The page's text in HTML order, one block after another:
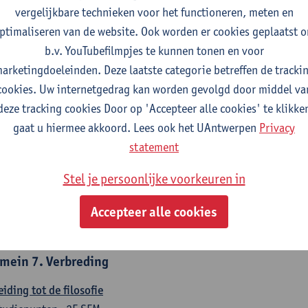
1E/2E SEM
studiepunten
Tom Van Caneghem Christine Lippens
6. Kwantitatieve methoden
statistiek en kansrekenen
2E SEM
studiepunten
Stephan Van der Veeken
methoden en technieken
1E/2E SEM
Ida Ruts
7. Verbreding
tot de filosofie
vergelijkbare technieken voor het functioneren, meten en
van de website. Ook worden er cookies geplaatst
b.v. YouTubefilmpjes te kunnen tonen en voor
Deze laatste categorie betreffen de
Uw internetgedrag kan worden gevolgd door middel
tracking cookies Door op 'Accepteer alle cookies' te
gaat u hiermee akkoord. Lees ook het UAntwerpen Privacy
statement
Stel je persoonlijke voorkeuren in
Accepteer alle cookies